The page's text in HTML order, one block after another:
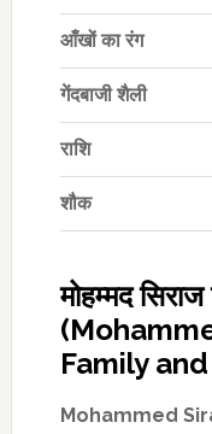
आँखों का रंग
गेंदबाजी शैली
राशि
शौक
मोहम्मद
Family
Mohammed